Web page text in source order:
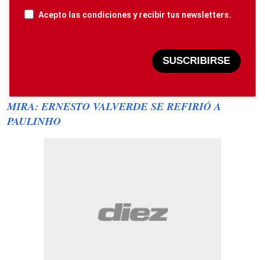
Acepto las condiciones y recibir tus newsletters.
SUSCRIBIRSE
MIRA: ERNESTO VALVERDE SE REFIRIÓ A
PAULINHO